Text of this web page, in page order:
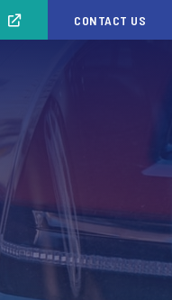
CONTACT US